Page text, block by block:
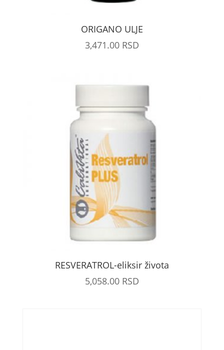
ORIGANO ULJE
3,471.00 RSD
RESVERATROL-eliksir života
5,058.00 RSD